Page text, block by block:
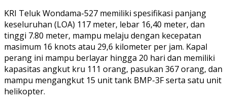
KRI Teluk Wondama-527 memiliki spesifikasi panjang
keseluruhan (LOA) 117 meter, lebar 16,40 meter, dan
tinggi 7.80 meter, mampu melaju dengan kecepatan
masimum 16 knots atau 29,6 kilometer per jam. Kapal
perang ini mampu berlayar hingga 20 hari dan memiliki
kapasitas angkut kru 111 orang, pasukan 367 orang, dan
mampu mengangkut 15 unit tank BMP-3F serta satu unit
helikopter.